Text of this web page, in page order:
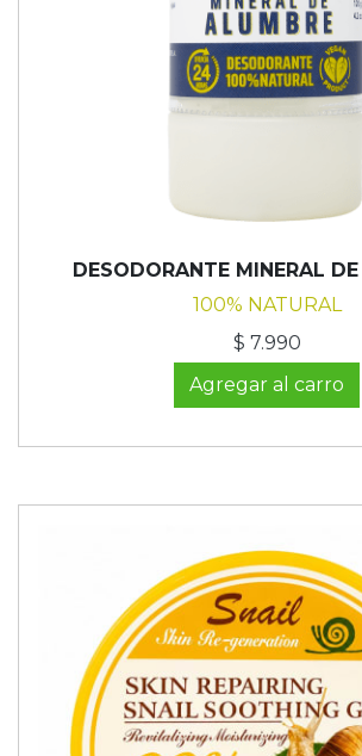
DESODORANTE MINERAL
100% NATURAL
$ 7.990
Agregar al carro